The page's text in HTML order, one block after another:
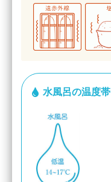
水風呂の温度帯